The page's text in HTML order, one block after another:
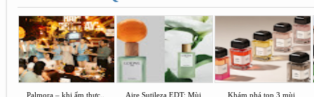
Palmora – khi ẩm thực.,
Aire Sutileza EDT: Mùi
Khám phá top 3 mùi